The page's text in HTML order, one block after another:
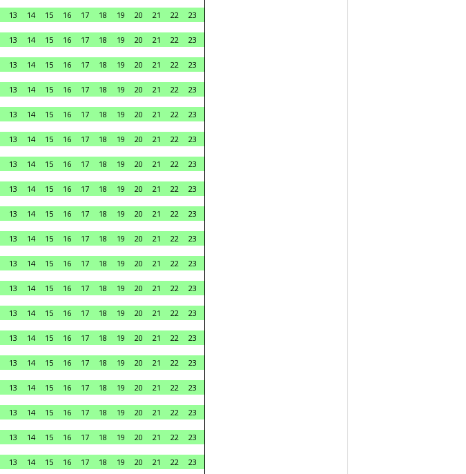
13 14 15 16 17 18 19 20 21 22
23
13 14 15 16 17 18 19 20 21 22
23
13 14 15 16 17 18 19 20 21 22
23
13 14 15 16 17 18 19 20 21 22
23
13 14 15 16 17 18 19 20 21 22
23
13 14 15 16 17 18 19 20 21 22
23
13 14 15 16 17 18 19 20 21 22
23
13 14 15 16 17 18 19 20 21 22
23
13 14 15 16 17 18 19 20 21 22
23
13 14 15 16 17 18 19 20 21 22
23
13 14 15 16 17 18 19 20 21 22
23
13 14 15 16 17 18 19 20 21 22
23
13 14 15 16 17 18 19 20 21 22
23
13 14 15 16 17 18 19 20 21 22
23
13 14 15 16 17 18 19 20 21 22
23
13 14 15 16 17 18 19 20 21 22
23
13 14 15 16 17 18 19 20 21 22
23
13 14 15 16 17 18 19 20 21 22
23
13 14 15 16 17 18 19 20 21 22
23